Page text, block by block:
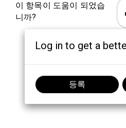
이 항목이 도움이 되었습
니까?
Log in to get a
등록